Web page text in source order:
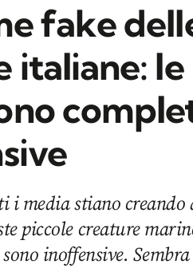
fake
italiane:
i media stiano
piccole creature
inoffensive. Sembra